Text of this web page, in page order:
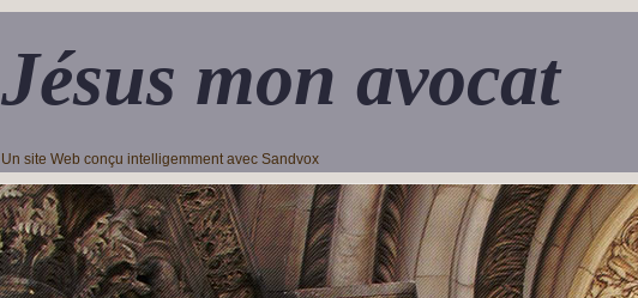
Jésus mon avocat
Un site Web conçu intelligemment avec Sandvox